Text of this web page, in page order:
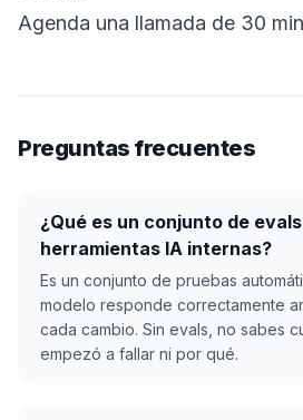
Agenda una llamada de 30
Preguntas frecuentes
¿Qué es un conjunto de
herramientas IA internas?
Es un conjunto de pruebas
modelo responde correctamente
cada cambio. Sin evals, no sabes
empezó a fallar ni por qué.